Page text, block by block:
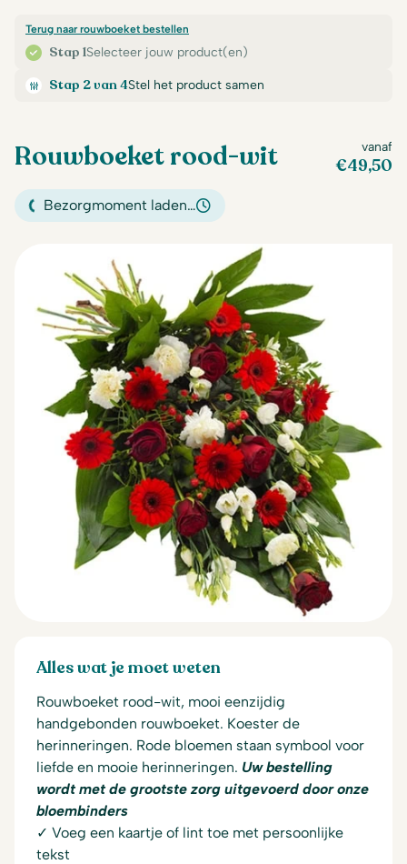
Stap 1Selecteer jouw product(en)
Terug naar rouwboeket bestellen
Stap 2 van 4Stel het product samen
Rouwboeket rood-wit vanaf
€49,50
Bezorgmoment laden…
Alles wat je moet weten
Rouwboeket rood-wit, mooi eenzijdig
handgebonden rouwboeket. Koester de
herinneringen. Rode bloemen staan symbool voor
liefde en mooie herinneringen. Uw bestelling
wordt met de grootste zorg uitgevoerd door onze
bloembinders
✓ Voeg een kaartje of lint toe met persoonlijke
tekst